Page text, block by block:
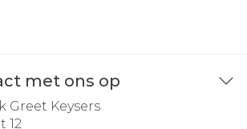
met ons op
Greet Keysers
12